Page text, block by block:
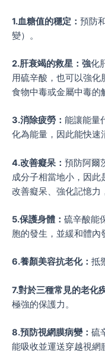
1.血糖值的穩定： 預防
變）。
2.肝衰竭的救星：強化
用硫辛酸，也可以強化
食物中毒或金屬中毒的
3.消除疲勞： 能讓能量
化為能量，因此能快速
4.改善癡呆： 預防阿爾
成分子相當地小，因此
改善癡呆、強化記憶力
5.保護身體： 硫辛酸能
胞的發生，並緩和體內
6.養顏美容抗老化： 抵
7.對於三種常見的老化
極強的保護力。
8.預防視網膜病變： 硫
能吸收並運送穿越視網